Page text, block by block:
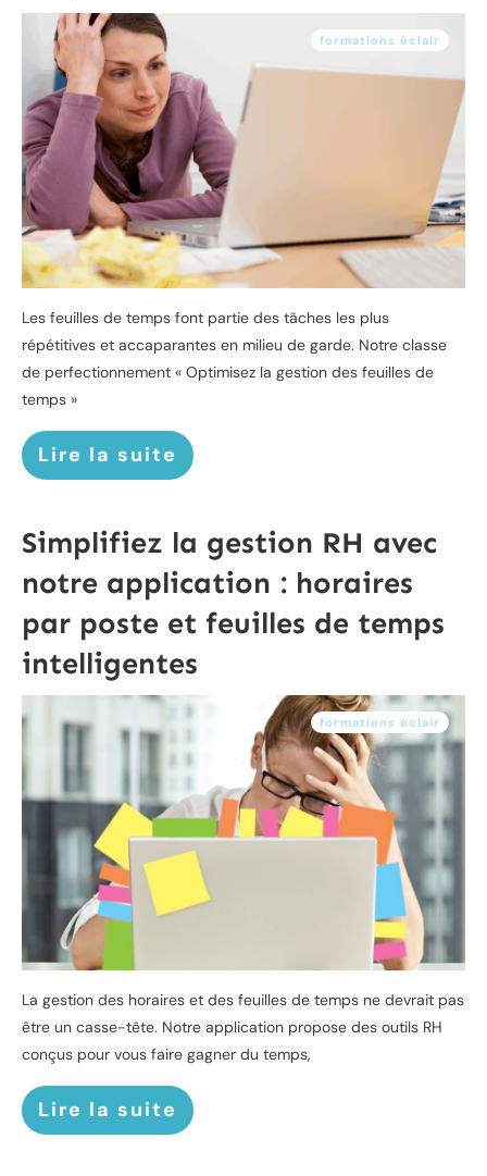
formations éclair
Les feuilles de temps font partie des tâches les plus
répétitives et accaparantes en milieu de garde. Notre classe
de perfectionnement « Optimisez la gestion des feuilles de
temps »
Lire la suite
Simplifiez la gestion RH avec
notre application : horaires
par poste et feuilles de temps
intelligentes
formations éclair
La gestion des horaires et des feuilles de temps ne devrait pas
être un casse-tête. Notre application propose des outils RH
conçus pour vous faire gagner du temps,
Lire la suite